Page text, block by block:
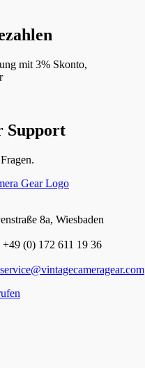
mit 3% Skonto,
Support
8a, Wiesbaden
+49 (0) 172 611 19 36
service@vintagecameragear.com